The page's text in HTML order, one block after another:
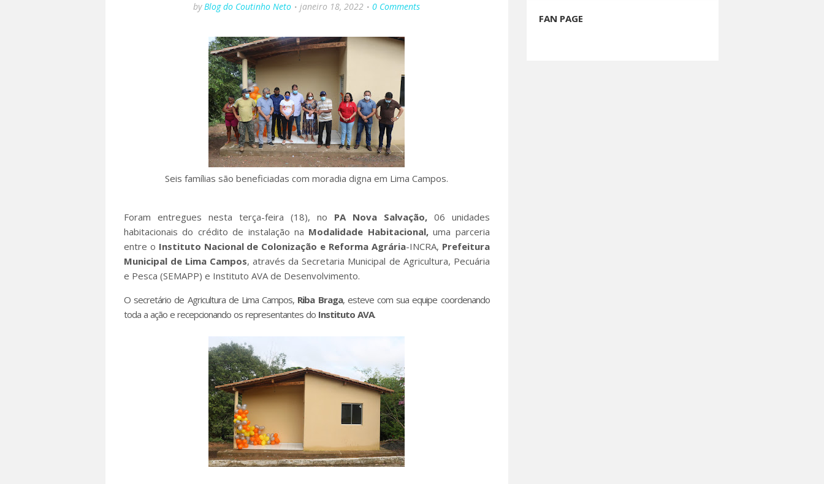
by Blog do Coutinho Neto janeiro 18, 2022 0 Comments
Seis famílias são beneficiadas com moradia digna em Lima Campos.
Foram entregues nesta terça-feira (18), no PA Nova Salvação,06 unidades
habitacionais do crédito de instalação na Modalidade Habitacional,uma parceria
entre o Instituto Nacional de Colonização e Reforma Agrária-INCRA, Prefeitura
Municipal de Lima Campos, através da Secretaria Municipal de Agricultura, Pecuária
e Pesca (SEMAPP) e Instituto AVA de Desenvolvimento.
O secretário de Agricultura de Lima Campos, Riba Braga, esteve com sua equipe coordenando
toda a ação e recepcionando os representantes do Instituto AVA.
FAN PAGE